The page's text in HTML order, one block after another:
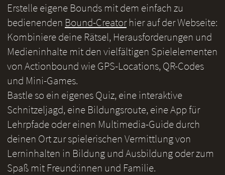
Erstelle eigene Bounds mit dem einfach zu
bedienenden Bound-Creatorhier auf der Webseite:
Kombiniere deine Rätsel, Herausforderungen und
Medieninhalte mit den vielfältigen Spielelementen
von Actionbound wie GPS-Locations, QR-Codes
und Mini-Games.
Bastle so ein eigenes Quiz, eine interaktive
Schnitzeljagd, eine Bildungsroute, eine App für
Lehrpfade oder einen Multimedia-Guide durch
deinen Ort zur spielerischen Vermittlung von
Lerninhalten in Bildung und Ausbildung oder zum
Spaß mit Freund:innen und Familie.